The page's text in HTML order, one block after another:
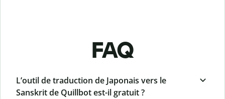
FAQ
L’outil de traduction de Japonais vers le
Sanskrit de Quillbot est-il gratuit ?